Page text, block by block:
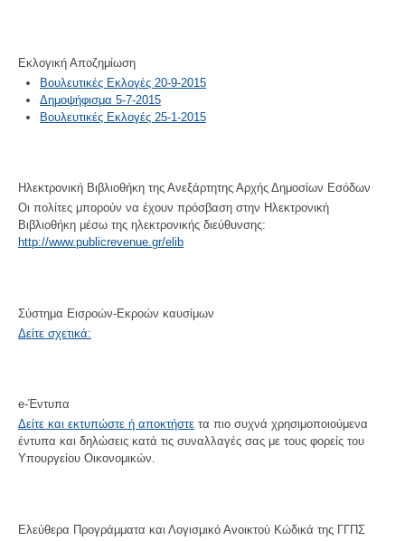
Εκλογική Αποζημίωση
Βουλευτικές Εκλογές 20-9-2015
Δημοψήφισμα 5-7-2015
Βουλευτικές Εκλογές 25-1-2015
Ηλεκτρονική Βιβλιοθήκη της Ανεξάρτητης Αρχής Δημοσίων Εσόδων
Οι πολίτες μπορούν να έχουν πρόσβαση στην Ηλεκτρονική
Βιβλιοθήκη μέσω της ηλεκτρονικής διεύθυνσης:
http://www.publicrevenue.gr/elib
Σύστημα Εισροών-Εκροών καυσίμων
Δείτε σχετικά:
e-Έντυπα
Δείτε και εκτυπώστε ή αποκτήστε τα πιο συχνά χρησιμοποιούμενα
έντυπα και δηλώσεις κατά τις συναλλαγές σας με τους φορείς του
Υπουργείου Οικονομικών.
Ελεύθερα Προγράμματα και Λογισμικό Ανοικτού Κώδικά της ΓΓΠΣ